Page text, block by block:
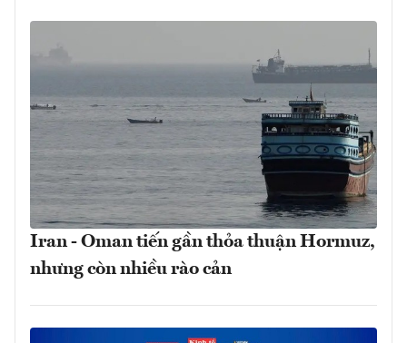
Iran - Oman tiến gần thỏa thuận Hormuz,
nhưng còn nhiều rào cản